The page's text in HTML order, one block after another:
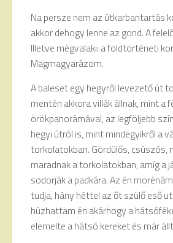
Na persze nem az útkarbantartás
akkor dehogy lenne az gond. A
Illetve mégvalaki: a földtörténeti
Magmagyarázom.
A baleset egy hegyről levezető út
mentén akkora villák állnak, mint
örökpanorámával, az legföljebb
hegyi útról is, mint mindegyikről a
torkolatokban. Gördülős, csúszós,
maradnak a torkolatokban, amíg a
sodorják a padkára. Az én
tudja, hány héttel az őt szülő eső
húzhattam én akárhogy a
elemelte a hátsó kereket és már